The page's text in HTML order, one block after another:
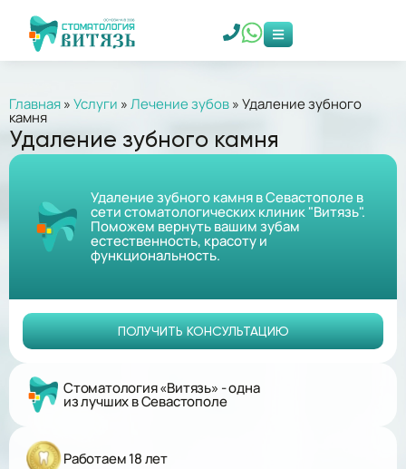
Главная»Услуги »Лечение зубов»Удаление зубного
камня
Удаление зубного камня
Удаление зубного камня в Севастополе в
сети стоматологических клиник "Витязь".
Поможем вернуть вашим зубам
естественность, красоту и
функциональность.
ПОЛУЧИТЬ КОНСУЛЬТАЦИЮ
Стоматология «Витязь» - одна
из лучших в Севастополе
Работаем 18 лет